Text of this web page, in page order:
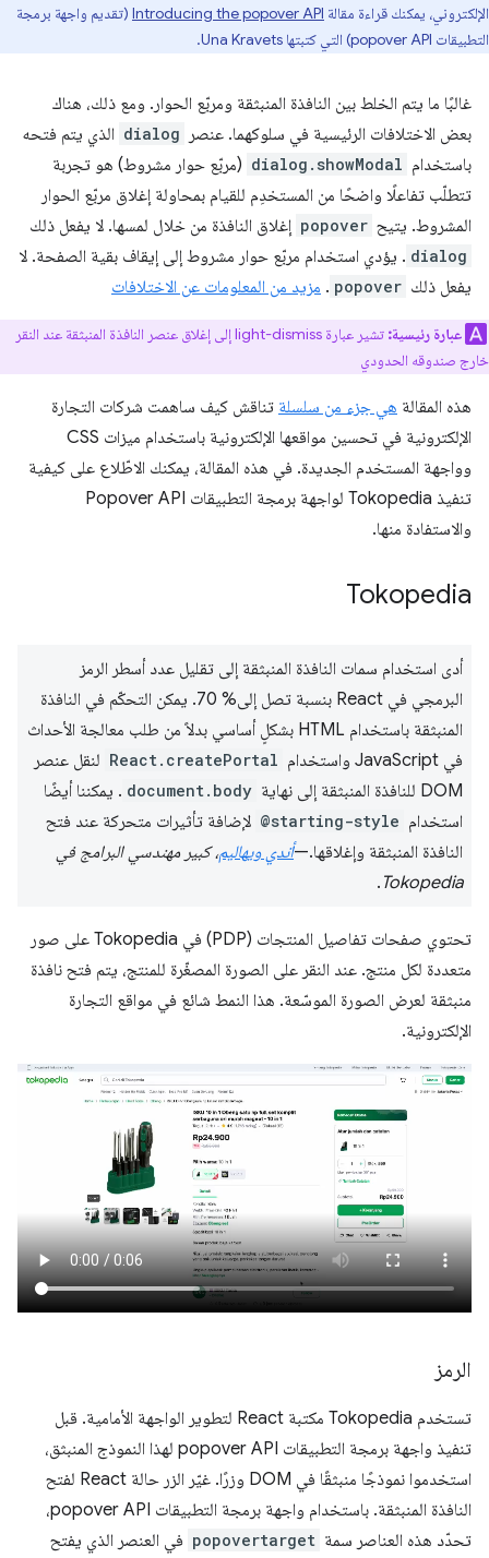
الإلكتروني، يمكنك قراءة مقالة Introducing the popover API (تقديم واجهة برمجة
التطبيقات popover API) التي كتبتها Una Kravets.
غالبًا ما يتم الخلط بين النافذة المنبثقة ومربّع الحوار. ومع ذلك، هناك
بعض الاختلافات الرئيسية في سلوكهما. عنصر
dialog الذي يتم فتحه
باستخدام dialog.showModal (مربّع حوار مشروط) هو تجربة
تتطلّب تفاعلًا واضحًا من المستخدِم للقيام بمحاولة إغلاق مربّع الحوار
المشروط. يتيح popover إغلاق النافذة من خلال لمسها. لا يفعل ذلك
dialog . يؤدي استخدام مربّع حوار مشروط إلى إيقاف بقية الصفحة. لا
يفعل ذلك popover
. مزيد من المعلومات عن الاختلافات
عبارة رئيسية:
تشير عبارة light-dismiss إلى إغلاق عنصر النافذة المنبثقة عند النقر
خارج صندوقه الحدودي
هذه المقالة هي جزء من سلسلة تناقش كيف ساهمت شركات التجارة
الإلكترونية في تحسين مواقعها الإلكترونية باستخدام ميزات CSS
وواجهة المستخدم الجديدة. في هذه المقالة، يمكنك الاطّلاع على كيفية
تنفيذ Tokopedia لواجهة برمجة التطبيقات Popover API
والاستفادة منها.
Tokopedia
أدى استخدام سمات النافذة المنبثقة إلى تقليل عدد أسطر الرمز
البرمجي في React بنسبة تصل إلى% 70. يمكن التحكّم في النافذة
المنبثقة باستخدام HTML بشكلٍ أساسي بدلاً من طلب معالجة الأحداث
في JavaScript واستخدام
React.createPortal لنقل عنصر
DOM للنافذة المنبثقة إلى نهاية
document.body . يمكننا أيضًا
استخدام @starting-style لإضافة تأثيرات متحركة عند فتح
النافذة المنبثقة وإغلاقها.—أندي ويهاليم، كبير مهندسي البرامج في
Tokopedia
.
تحتوي صفحات تفاصيل المنتجات (PDP) في Tokopedia على صور
متعددة لكل منتج. عند النقر على الصورة المصغّرة للمنتج، يتم فتح نافذة
منبثقة لعرض الصورة الموسّعة. هذا النمط شائع في مواقع التجارة
الإلكترونية.
الرمز
تستخدم Tokopedia مكتبة React لتطوير الواجهة الأمامية. قبل
تنفيذ واجهة برمجة التطبيقات popover API لهذا النموذج المنبثق،
استخدموا نموذجًا منبثقًا في DOM وزرًا. غيّر الزر حالة React لفتح
النافذة المنبثقة. باستخدام واجهة برمجة التطبيقات popover API،
تحدّد هذه العناصر سمة popovertarget في العنصر الذي يفتح